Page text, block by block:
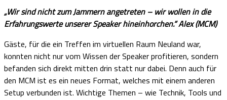
„Wir sind nicht zum Jammern angetreten – wir wollen in die
Erfahrungswerte unserer Speaker hineinhorchen.“ Alex (MCM)
Gäste, für die ein Treffen im virtuellen Raum Neuland war,
konnten nicht nur vom Wissen der Speaker profitieren, sondern
befanden sich direkt mitten drin statt nur dabei. Denn auch für
den MCM ist es ein neues Format, welches mit einem anderen
Setup verbunden ist. Wichtige Themen – wie Technik, Tools und